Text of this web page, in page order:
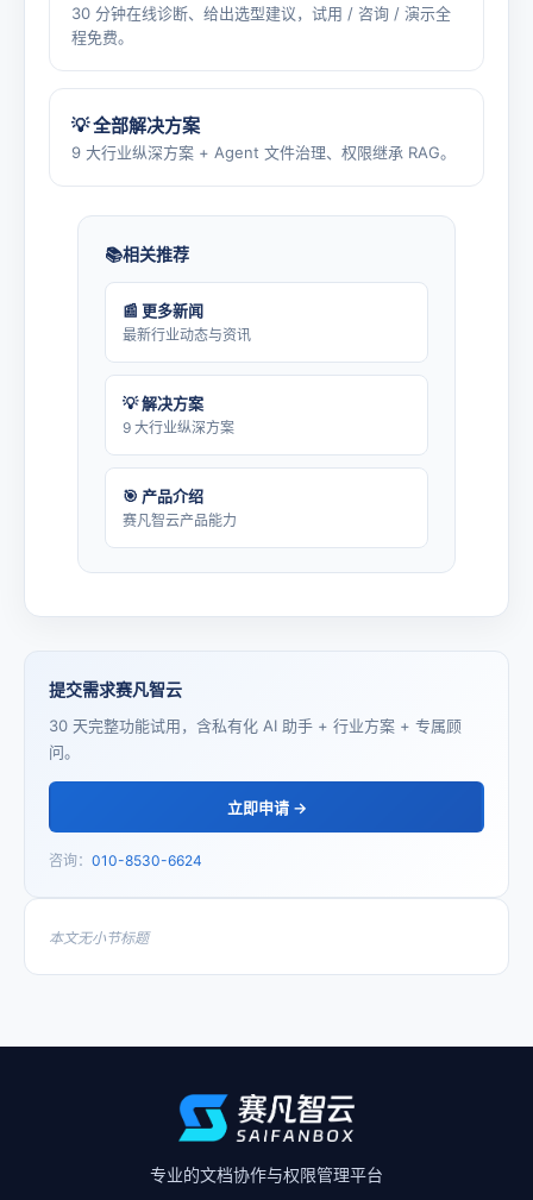
30 分钟在线诊断、给出选型建议，试用 / 咨询 / 演示全
程免费。
💡 全部解决方案
9 大行业纵深方案 + Agent 文件治理、权限继承 RAG。
相关推荐
📰 更多新闻
最新行业动态与资讯
💡 解决方案
9 大行业纵深方案
🎯 产品介绍
赛凡智云产品能力
提交需求赛凡智云
30 天完整功能试用，含私有化 AI 助手 + 行业方案 + 专属顾
问。
立即申请 →
咨询： 010-8530-6624
本文无小节标题
专业的文档协作与权限管理平台